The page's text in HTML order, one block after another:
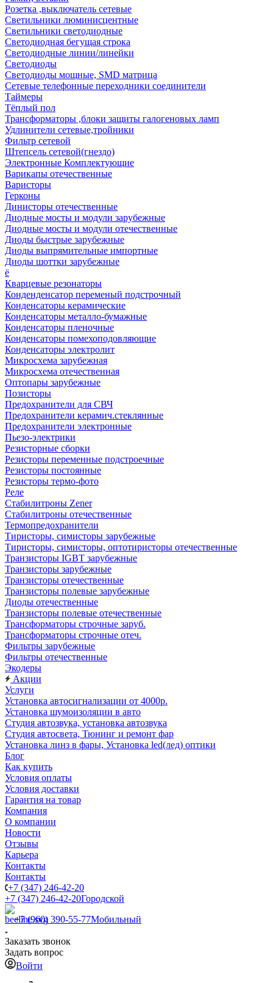
Розетка ,выключатель сетевые
Светильники люминисцентные
Светильники светодиодные
Светодиодная бегущая строка
Светодиодные линии/линейки
Светодиоды
Светодиоды мощные, SMD матрица
Сетевые телефонные переходники соединители
Таймеры
Тёплый пол
Трансформаторы ,блоки защиты галогеновых ламп
Удлинители сетевые,тройники
Фильтр сетевой
Штепсель сетевой(гнездо)
Электронные Комплектующие
Варикапы отечественные
Варисторы
Герконы
Динисторы отечественные
Диодные мосты и модули зарубежные
Диодные мосты и модули отечественные
Диоды быстрые зарубежные
Диоды выпрямительные импортные
Диоды шоттки зарубежные
ё
Кварцевые резонаторы
Конденденсатор переменый подстрочный
Конденсаторы керамические
Конденсаторы металло-бумажные
Конденсаторы пленочные
Конденсаторы помехоподовляющие
Конденсаторы электролит
Микросхема зарубежная
Микросхема отечественная
Оптопары зарубежные
Позисторы
Предохранители для СВЧ
Предохранители керамич.стеклянные
Предохранители электронные
Пьезо-электрики
Резисторные сборки
Резисторы переменные подстроечные
Резисторы постоянные
Резисторы термо-фото
Реле
Стабилитроны Zener
Стабилитроны отечественные
Термопредохранители
Тиристоры, симисторы зарубежные
Тиристоры, симисторы, оптотиристоры отечественные
Транзисторы IGBT зарубежные
Транзисторы зарубежные
Транзисторы отечественные
Транзисторы полевые зарубежные
Диоды отечественные
Транзисторы полевые отечественные
Трансформаторы строчные заруб.
Трансформаторы строчные отеч.
Фильтры зарубежные
Фильтры отечественные
Экодеры
Акции
Услуги
Установка автосигнализации от 4000р.
Установка шумоизоляции в авто
Студия автозвука, установка автозвука
Студия автосвета, Тюнинг и ремонт фар
Установка линз в фары, Установка led(лед) оптики
Блог
Как купить
Условия оплаты
Условия доставки
Гарантия на товар
Компания
О компании
Новости
Отзывы
Карьера
Контакты
Контакты
+7 (347) 246-42-20
+7 (347) 246-42-20Городской
+7 (960) 390-55-77Мобильный
Заказать звонок
Задать вопрос
Войти